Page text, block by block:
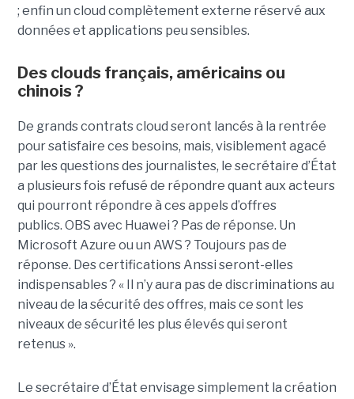
; enfin un cloud complètement externe réservé aux
données et applications peu sensibles.
Des clouds français, américains ou
chinois ?
De grands contrats cloud seront lancés à la rentrée
pour satisfaire ces besoins, mais, visiblement agacé
par les questions des journalistes, le secrétaire d’État
a plusieurs fois refusé de répondre quant aux acteurs
qui pourront répondre à ces appels d’offres
publics. OBS avec Huawei ? Pas de réponse. Un
Microsoft Azure ou un AWS ? Toujours pas de
réponse. Des certifications Anssi seront-elles
indispensables ? « Il n’y aura pas de discriminations au
niveau de la sécurité des offres, mais ce sont les
niveaux de sécurité les plus élevés qui seront
retenus ».
Le secrétaire d’État envisage simplement la création